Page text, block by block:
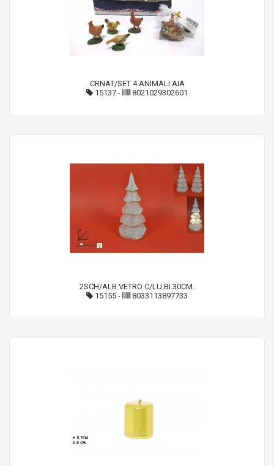
CRNAT/SET 4 ANIMALI AIA
15137 - 8021029302601
2SCH/ALB.VETRO C/LU.BI.30CM.
15155 - 8033113897733